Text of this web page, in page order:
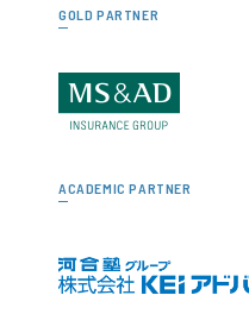
GOLD PARTNER
ACADEMIC PARTNER